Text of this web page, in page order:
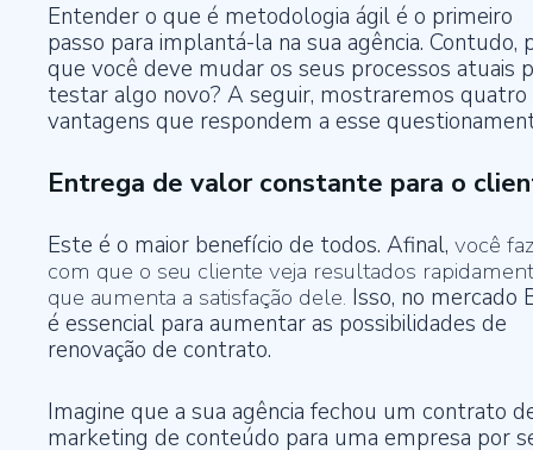
Entender o que é metodologia ágil é o primeiro
passo para implantá-la na sua agência. Contudo,
que você deve mudar os seus processos atuais
testar algo novo? A seguir, mostraremos quatro
vantagens que respondem a esse
Entrega de valor constante para o
Este é o maior benefício de todos. Afinal, você faz
com que o seu cliente veja resultados
que aumenta a satisfação dele. Isso, no mercado
é essencial para aumentar as possibilidades de
renovação de contrato.
Imagine que a sua agência fechou um contrato
marketing de conteúdo para uma empresa por